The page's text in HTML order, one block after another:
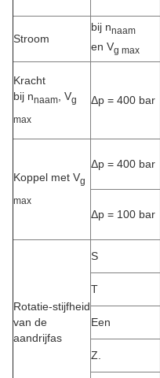
Stroom
bij nnaam
en Vg max
Kracht
bij nnaam , Vg
max
Δp = 400 bar
Koppel met Vg
max
Δp = 400 bar
Δp = 100 bar
Rotatie-stijfheid
van de
aandrijfas
S
T
Een
Z.